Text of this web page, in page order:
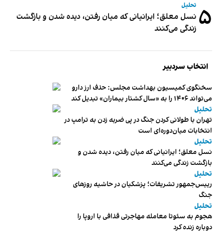
۵ تحلیل
نسل معلق؛ ایرانیانی که میان رفتن، دیده شدن و بازگشت
زندگی می‌کنند
انتخاب سردبیر
سخنگوی کمیسیون بهداشت مجلس: حذف ارز دارو
می‌تواند ۱۴۰۶ را به «سال کشتار بیماران» تبدیل کند
تحلیل
تهران با طولانی کردن جنگ در پی ضربه زدن به ترامپ در
انتخابات میان‌دوره‌ای است
تحلیل
نسل معلق؛ ایرانیانی که میان رفتن، دیده شدن و
بازگشت زندگی می‌کنند
تحلیل
رییس‌جمهور تشریفات؛ پزشکیان در حاشیه روزهای
جنگ
تحلیل
هجوم به سئوتا معامله مهاجرتی قذافی با اروپا را
دوباره زنده کرد